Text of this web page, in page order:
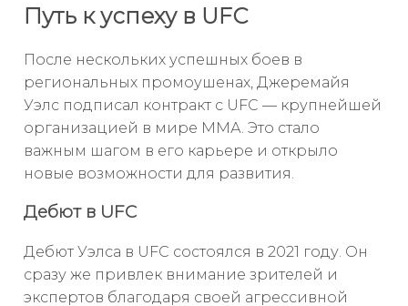
Путь к успеху в UFC
После нескольких успешных боев в
региональных промоушенах, Джеремайя
Уэлс подписал контракт с UFC — крупнейшей
организацией в мире ММА. Это стало
важным шагом в его карьере и открыло
новые возможности для развития.
Дебют в UFC
Дебют Уэлса в UFC состоялся в 2021 году. Он
сразу же привлек внимание зрителей и
экспертов благодаря своей агрессивной